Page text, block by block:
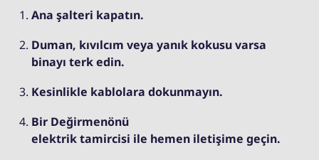
Ana şalteri kapatın.
Duman, kıvılcım veya yanık kokusu varsa
binayı terk edin.
Kesinlikle kablolara dokunmayın.
Bir Değirmenönü
elektrik tamircisi ile hemen iletişime geçin.